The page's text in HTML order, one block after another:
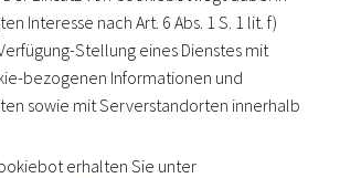
Interesse nach Art. 6 Abs. 1 S. 1 lit. f)
Stellung eines Dienstes mit
bezogenen Informationen und
sowie mit Serverstandorten innerhalb
erhalten Sie unter